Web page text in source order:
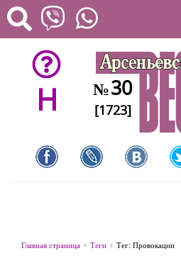
H №30
[1723]
Главная страница Теги Тег: Провокации